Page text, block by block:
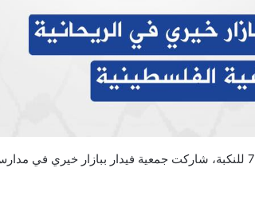
في إطار الحملة الدولية للحفاظ على الهوية الفلسطينية “انتماء”، وبمناسبة الذكرى